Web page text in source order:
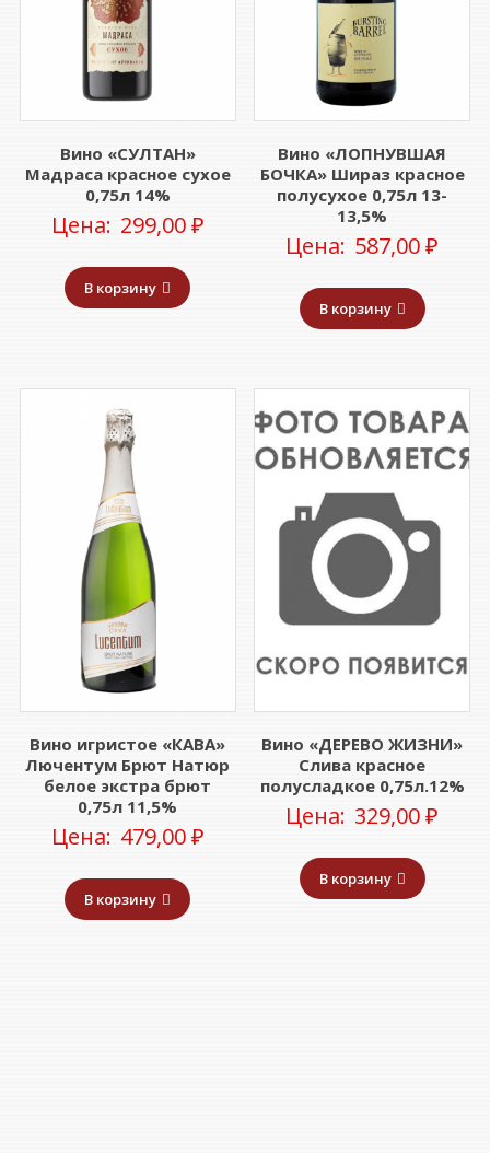
Вино «СУЛТАН»
Мадраса красное сухое
0,75л 14%
Цена: 299,00₽
В корзину
Вино «ЛОПНУВШАЯ
БОЧКА» Шираз красное
полусухое 0,75л 13-
13,5%
Цена: 587,00₽
В корзину
Вино игристое «КАВА»
Лючентум Брют Натюр
белое экстра брют
0,75л 11,5%
Цена: 479,00₽
В корзину
Вино «ДЕРЕВО ЖИЗНИ»
Слива красное
полусладкое 0,75л.12%
Цена: 329,00₽
В корзину